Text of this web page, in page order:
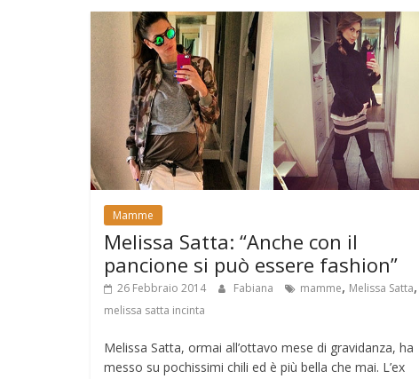
Mamme
Melissa Satta: “Anche con il
pancione si può essere fashion”
26 Febbraio 2014 Fabiana mamme, Melissa Satta,
melissa satta incinta
Melissa Satta, ormai all’ottavo mese di gravidanza, ha
messo su pochissimi chili ed è più bella che mai. L’ex